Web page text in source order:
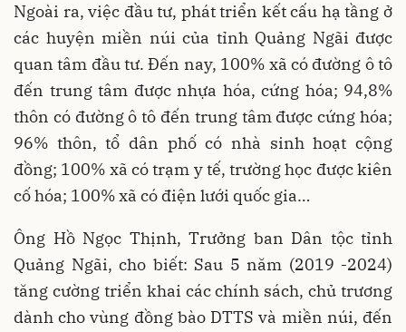
Ngoài ra, việc đầu tư, phát triển kết cấu hạ tầng ở
các huyện miền núi của tỉnh Quảng Ngãi được
quan tâm đầu tư. Đến nay, 100% xã có đường ô tô
đến trung tâm được nhựa hóa, cứng hóa; 94,8%
thôn có đường ô tô đến trung tâm được cứng hóa;
96% thôn, tổ dân phố có nhà sinh hoạt cộng
đồng; 100% xã có trạm y tế, trường học được kiên
cố hóa; 100% xã có điện lưới quốc gia…
Ông Hồ Ngọc Thịnh, Trưởng ban Dân tộc tỉnh
Quảng Ngãi, cho biết: Sau 5 năm (2019 -2024)
tăng cường triển khai các chính sách, chủ trương
dành cho vùng đồng bào DTTS và miền núi, đến